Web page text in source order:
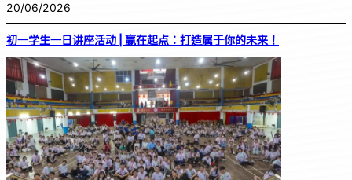
20/06/2026
初一学生一日讲座活动 | 赢在起点：打造属于你的未来！